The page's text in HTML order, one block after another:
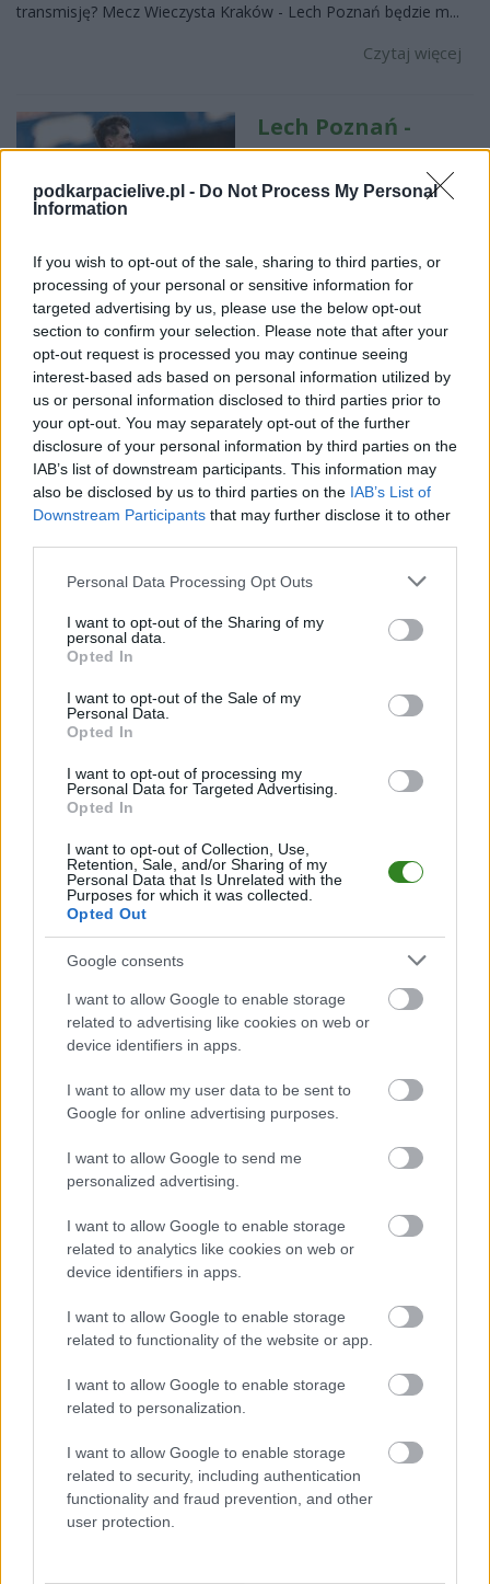
podkarpacielive.pl - Do Not Process My Personal
Information
If you wish to opt-out of the sale, sharing to third parties, or
processing of your personal or sensitive information for
targeted advertising by us, please use the below opt-out
section to confirm your selection. Please note that after your
opt-out request is processed you may continue seeing
interest-based ads based on personal information utilized by
us or personal information disclosed to third parties prior to
your opt-out. You may separately opt-out of the further
disclosure of your personal information by third parties on the
IAB’s list of downstream participants. This information may
also be disclosed by us to third parties on the IAB’s List of
Downstream Participants that may further disclose it to other
Please note that this website/app uses one or more Google
not limited to your visit or usage behaviour. You may click to
grant or deny consent to Google and its third-party tags to
use your data for below specified purposes in below Google
consent section.
Personal Data Processing Opt Outs
I want to opt-out of the Sharing of my
personal data.
Opted In
I want to opt-out of the Sale of my
Personal Data.
Opted In
I want to opt-out of processing my
Personal Data for Targeted Advertising.
Opted In
I want to opt-out of Collection, Use,
Retention, Sale, and/or Sharing of my
Personal Data that Is Unrelated with the
Purposes for which it was collected.
Opted Out
Google consents
I want to allow Google to enable storage
related to advertising like cookies on web or
device identifiers in apps.
I want to allow my user data to be sent to
Google for online advertising purposes.
I want to allow Google to send me
personalized advertising.
I want to allow Google to enable storage
related to analytics like cookies on web or
device identifiers in apps.
I want to allow Google to enable storage
related to functionality of the website or app.
I want to allow Google to enable storage
related to personalization.
I want to allow Google to enable storage
related to security, including authentication
functionality and fraud prevention, and other
user protection.
transmisję? Mecz Wieczysta Kraków - Lech Poznań będzie m...
Czytaj więcej
Lech Poznań -
Aarhus GF
transmisja na
oglądać?
(29.07.2026)
2026-07-28 13:11
Lech Poznań - Aarhus GF na żywo w internecie - sprawdź
transmisję. Spotkanie zostanie rozegrane w środę, 29 lipca 2026
roku o godz. 19:00 (Liga Mistrzów - kwalifikacje). Lech Poznań -
Aarhus GF. Gdzie oglądać transmisję? Mecz Lech Poznań -
Aarhus GF będzie można oglądać na żywo w ...
Czytaj więcej
Pierwszy mecz bez
bramek w tym
zremisował u
2026-07-25 22:13
Lech Poznań zremisował bezbramkowo u siebie z Cracovią w
po zdobyciu Superpucharu Polski i okazałym, wyjazdowym
zwycięstwie z duńskim Aarhus GF podejmował dzisiaj na
stadionie przy ul. Bułgarskiej Cracovię, która liczy na udan...
Czytaj więcej
Lech Poznań -
transmisja na
żywo. Gdzie
(25.07.2026)
2026-07-22 10:42
Oglądaj transmisję na żywo z meczu Lech Poznań - Cracovia.
Spotkanie w sobotę, 25 lipca 2026 roku o 20:15 w ramach PKO
BP Ekstraklasa (1. kolejka). Sprawdź gdzie oglądać. Lech Poznań
- Cracovia. Gdzie oglądać transmisję? Mecz Lech Poznań -
Cracovia będzie można oglądać na żywo w ...
Lech Poznań - wszystkie powiązane newsy
Asseco Resovia| Developres Rzeszów |ITA TOOLS Stal Mielec
Cellfast Wilki Krosno| Texom Stal Rzeszów|Stal Mielec
Motor Lublin|Stal Rzeszów| Stal Stalowa Wola|Wisła Kraków
Resovia|Wieczysta Kraków